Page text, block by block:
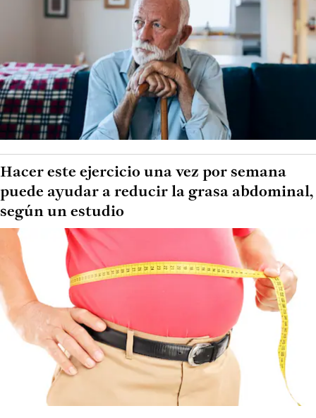
Hacer este ejercicio una vez por semana
puede ayudar a reducir la grasa abdominal,
según un estudio